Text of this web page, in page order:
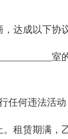
达成以下协
任何违法活动
租赁期满，